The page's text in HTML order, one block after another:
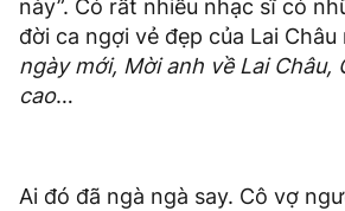
này”. Có rất nhiều nhạc sĩ có
đời ca ngợi vẻ đẹp của Lai Châu
ngày mới, Mời anh về Lai Châu,
cao…
Ai đó đã ngà ngà say. Cô vợ